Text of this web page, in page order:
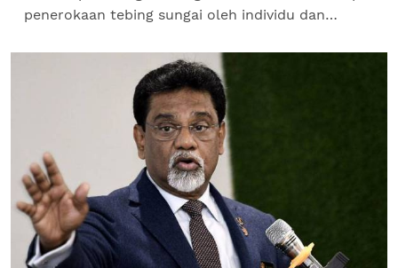
penerokaan tebing sungai oleh individu dan
yang mahu dikenali sebagai...